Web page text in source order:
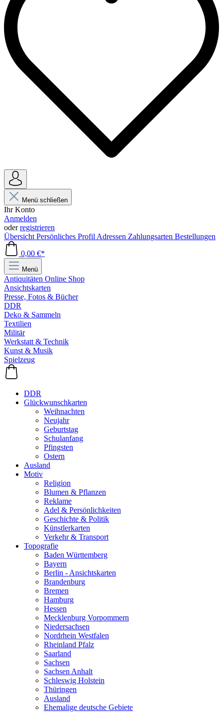
Menü schließen
Ihr Konto
Anmelden
oderregistrieren
Übersicht Persönliches Profil Adressen Zahlungsarten Bestellungen
0,00 €*
Menü
Antiquitäten Online Shop
Ansichtskarten
Presse, Fotos & Bücher
DDR
Deko & Sammeln
Textilien
Militär
Werkstatt & Technik
Kunst & Musik
Spielzeug
DDR
Glückwunschkarten
Weihnachten
Neujahr
Geburtstag
Schulanfang
Pfingsten
Ostern
Ausland
Motiv
Religion
Blumen & Pflanzen
Reklame
Adel & Persönlichkeiten
Geschichte & Politik
Künstlerkarten
Verkehr & Transport
Topografie
Baden Württemberg
Bayern
Berlin - Ansichtskarten
Brandenburg
Bremen
Hamburg
Hessen
Mecklenburg Vorpommern
Niedersachsen
Nordrhein Westfalen
Rheinland Pfalz
Saarland
Sachsen
Sachsen Anhalt
Schleswig Holstein
Thüringen
Ausland
Ehemalige deutsche Gebiete